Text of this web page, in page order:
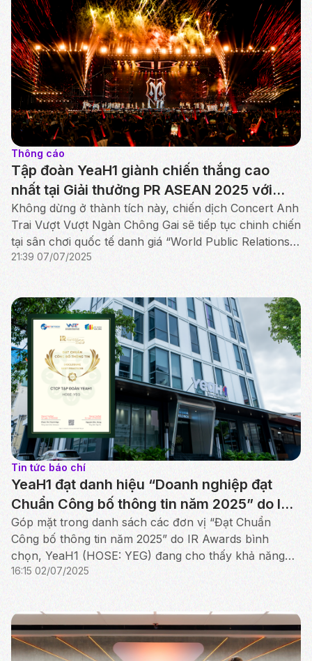
Thông cáo
Tập đoàn YeaH1 giành chiến thắng cao
nhất tại Giải thưởng PR ASEAN 2025 với
Concert "Anh Trai Vượt Ngàn Chông Gai"
Không dừng ở thành tích này, chiến dịch Concert Anh
Trai Vượt Vượt Ngàn Chông Gai sẽ tiếp tục chinh chiến
tại sân chơi quốc tế danh giá “World Public Relations
and Communication Awards 2025” sắp tới
21:39 07/07/2025
Tin tức báo chí
YeaH1 đạt danh hiệu “Doanh nghiệp đạt
Chuẩn Công bố thông tin năm 2025” do IR
Awards bình chọn
Góp mặt trong danh sách các đơn vị “Đạt Chuẩn
Công bố thông tin năm 2025” do IR Awards bình
chọn, YeaH1 (HOSE: YEG) đang cho thấy khả năng
phục hồi và tầm nhìn dài hạn của tập đoàn này.
16:15 02/07/2025